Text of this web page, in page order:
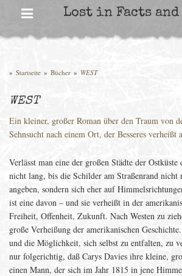
Lost in Facts
» Startseite » Bücher » WEST
WEST
Ein kleiner, großer Roman über den Traum von
Sehnsucht nach einem Ort, der Besseres verheißt
Verlässt man eine der großen Städte der
nicht lang, bis die Schilder am Straßenrand nicht
angeben, sondern sich eher auf
ist eine davon – und sie verheißt in der
Freiheit, Offenheit, Zukunft. Nach Westen zu
große Verheißung der amerikanischen
und die Möglichkeit, sich selbst zu entfalten, zu
nur folgerichtig, daß Carys Davies ihre kleine,
einen Mann, der sich im Jahr 1815 in jene